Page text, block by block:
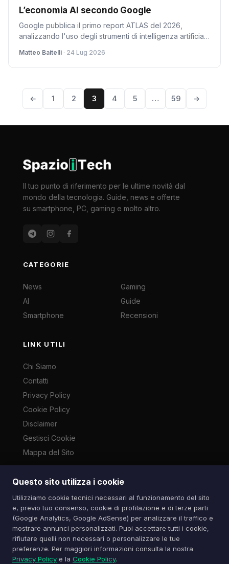
Questo sito utilizza i cookie
Utilizziamo cookie tecnici necessari al funzionamento del sito
e, previo tuo consenso, cookie di profilazione e di terze parti
(Google Analytics, Google AdSense) per analizzare il traffico e
mostrare annunci personalizzati. Puoi accettare tutti i cookie,
rifiutare quelli non necessari o personalizzare le tue
preferenze. Per maggiori informazioni consulta la nostra
Privacy Policy e la Cookie Policy.
L’economia AI secondo Google
Google pubblica il primo report ATLAS del 2026,
analizzando l'uso degli strumenti di intelligenza artificiale
Matteo Baitelli · 24 Lug 2026
← 1 2 3 4 5 … 59 →
Il tuo punto di riferimento per le ultime novità dal
mondo della tecnologia. Guide, news e offerte
su smartphone, PC, gaming e molto altro.
CATEGORIE
News
AI
Smartphone
Gaming
Guide
Recensioni
LINK UTILI
Chi Siamo
Contatti
Privacy Policy
Cookie Policy
Disclaimer
Gestisci Cookie
Mappa del Sito
Le immagini presenti su questo sito sono di proprietà dei
cronaca ai sensi dell'art. 70 L. 633/1941. Contatti:
info@spazioitech.it
© 2026 Spazio iTech — Seven Trade SRLS — P.IVA:
04077740985